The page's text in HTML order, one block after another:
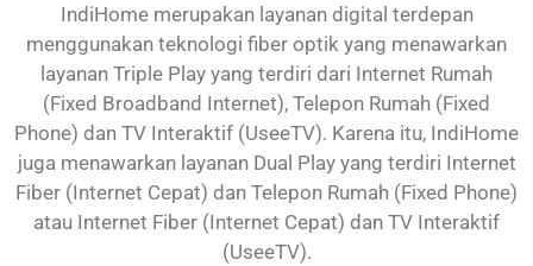
IndiHome merupakan layanan digital terdepan
menggunakan teknologi fiber optik yang menawarkan
layanan Triple Play yang terdiri dari Internet Rumah
(Fixed Broadband Internet), Telepon Rumah (Fixed
Phone) dan TV Interaktif (UseeTV). Karena itu, IndiHome
juga menawarkan layanan Dual Play yang terdiri Internet
Fiber (Internet Cepat) dan Telepon Rumah (Fixed Phone)
atau Internet Fiber (Internet Cepat) dan TV Interaktif
(UseeTV).